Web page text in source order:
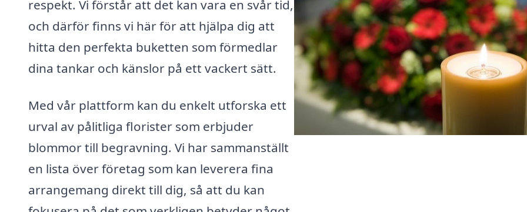
respekt. Vi förstår att det kan vara en svår tid,
och därför finns vi här för att hjälpa dig att
hitta den perfekta buketten som förmedlar
dina tankar och känslor på ett vackert sätt.
Med vår plattform kan du enkelt utforska ett
urval av pålitliga florister som erbjuder
blommor till begravning. Vi har sammanställt
en lista över företag som kan leverera fina
arrangemang direkt till dig, så att du kan